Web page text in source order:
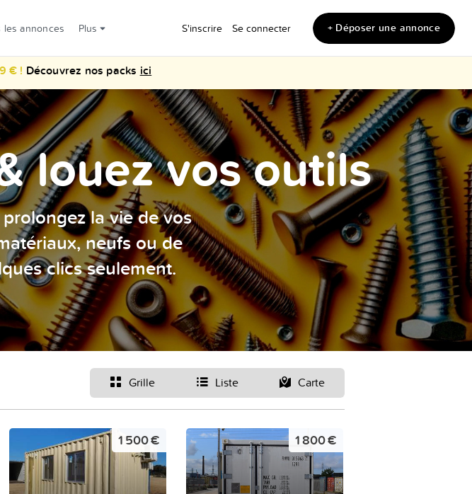
€ ! Découvrez nos packs ici
les annonces Plus S'inscrire Se connecter + Déposer une annonce
louez vos outils
la vie de vos
neufs ou de
clics seulement.
Grille Liste Carte
1 500 € 1 800 €